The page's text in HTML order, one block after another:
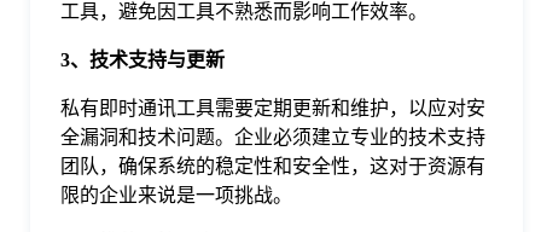
工具，避免因工具不熟悉而影响工作效率。
3、技术支持与更新
私有即时通讯工具需要定期更新和维护，以应对安
全漏洞和技术问题。企业必须建立专业的技术支持
团队，确保系统的稳定性和安全性，这对于资源有
限的企业来说是一项挑战。